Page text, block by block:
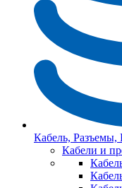
Кабель, Разъемы,
Кабели и